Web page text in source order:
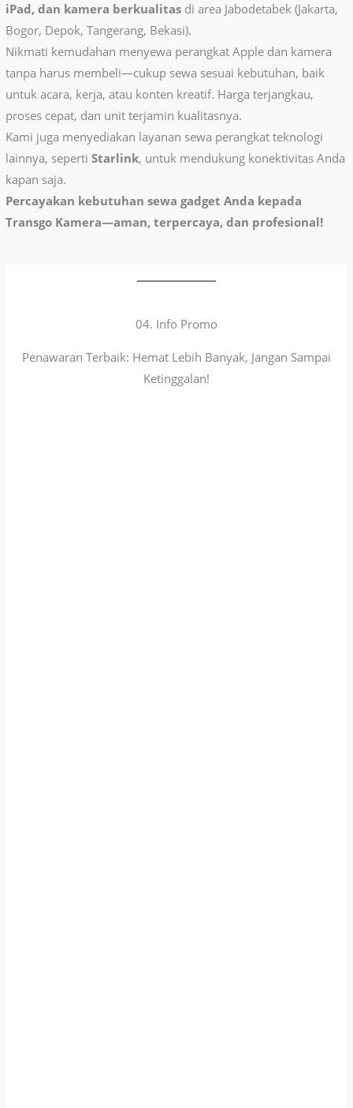
iPad, dan kamera berkualitas di area Jabodetabek (Jakarta,
Bogor, Depok, Tangerang, Bekasi).
Nikmati kemudahan menyewa perangkat Apple dan kamera
tanpa harus membeli—cukup sewa sesuai kebutuhan, baik
untuk acara, kerja, atau konten kreatif. Harga terjangkau,
proses cepat, dan unit terjamin kualitasnya.
Kami juga menyediakan layanan sewa perangkat teknologi
lainnya, sepertiStarlink, untuk mendukung konektivitas Anda
kapan saja.
Percayakan kebutuhan sewa gadget Anda kepada
Transgo Kamera—aman, terpercaya, dan profesional!
04. Info Promo
Penawaran Terbaik: Hemat Lebih Banyak, Jangan Sampai
Ketinggalan!